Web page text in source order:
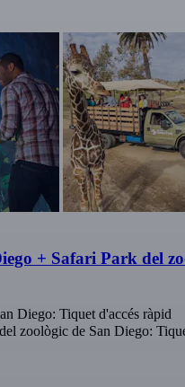
+ Safari Park del
Diego: Tiquet d'accés ràpid
zoològic de San Diego: